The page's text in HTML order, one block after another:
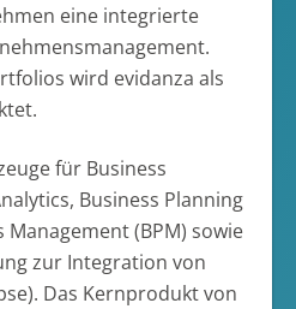
eine integrierte
wird evidanza als
für Business
Business Planning
Management (BPM) sowie
zur Integration von
Das Kernprodukt von